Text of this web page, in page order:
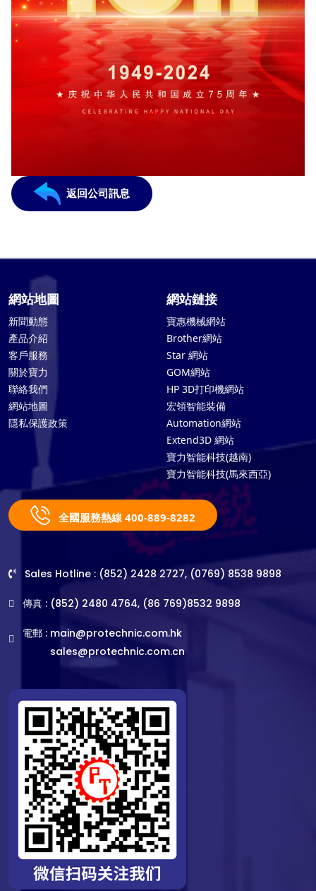
返回公司訊息
網站地圖
新聞動態
產品介紹
客戶服務
關於寶力
聯絡我們
網站地圖
隱私保護政策
網站鏈接
寶惠機械網站
Brother網站
Star 網站
GOM網站
HP 3D打印機網站
宏領智能裝備
Automation網站
Extend3D 網站
寶力智能科技(越南)
寶力智能科技(馬來西亞)
全國服務熱線 400-889-8282
Sales Hotline : (852) 2428 2727, (0769) 8538 9898
傳真 : (852) 2480 4764, (86 769)8532 9898
電郵 : main@protechnic.com.hk
sales@protechnic.com.cn